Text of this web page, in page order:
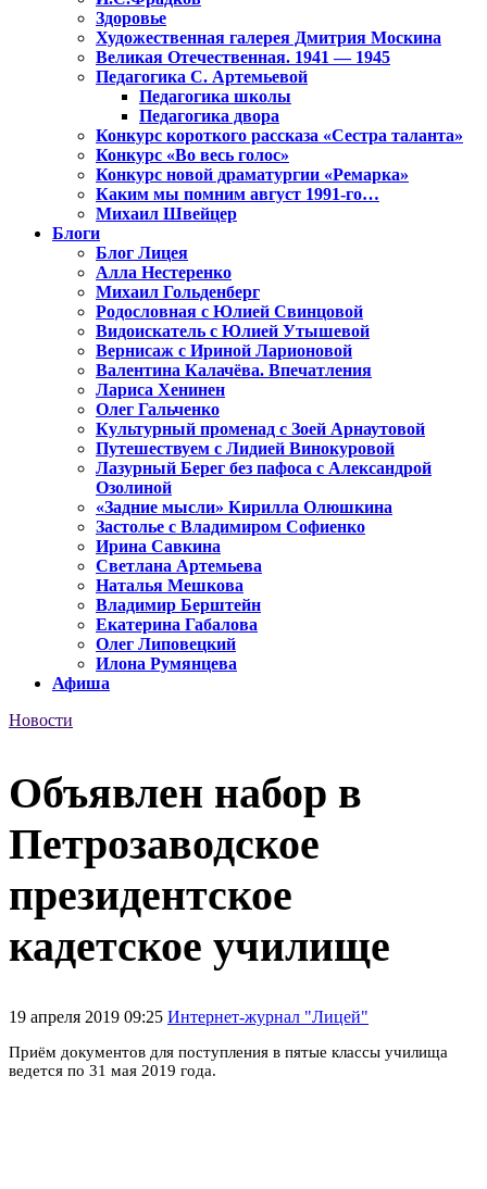
Здоровье
Художественная галерея Дмитрия Москина
Великая Отечественная. 1941 — 1945
Педагогика С. Артемьевой
Педагогика школы
Педагогика двора
Конкурс короткого рассказа «Сестра таланта»
Конкурс «Во весь голос»
Конкурс новой драматургии «Ремарка»
Каким мы помним август 1991-го…
Михаил Швейцер
Блоги
Блог Лицея
Алла Нестеренко
Михаил Гольденберг
Родословная с Юлией Свинцовой
Видоискатель с Юлией Утышевой
Вернисаж с Ириной Ларионовой
Валентина Калачёва. Впечатления
Лариса Хенинен
Олег Гальченко
Культурный променад с Зоей Арнаутовой
Путешествуем с Лидией Винокуровой
Лазурный Берег без пафоса с Александрой
Озолиной
«Задние мысли» Кирилла Олюшкина
Застолье с Владимиром Софиенко
Ирина Савкина
Светлана Артемьева
Наталья Мешкова
Владимир Берштейн
Екатерина Габалова
Олег Липовецкий
Илона Румянцева
Афиша
Новости
Объявлен набор в
Петрозаводское
президентское
кадетское училище
19 апреля 2019 09:25 Интернет-журнал "Лицей"
Приём документов для поступления в пятые классы училища
ведется по 31 мая 2019 года.